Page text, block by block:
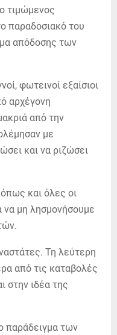
τιμώμενος
παραδοσιακό του
απόδοσης των
φωτεινοί εξαίσιοι
αρχέγονη
από την
με
και να ριζώσει
και όλες οι
να μη λησμονήσουμε
Τη λεύτερη
από τις καταβολές
στην ιδέα της
παράδειγμα των